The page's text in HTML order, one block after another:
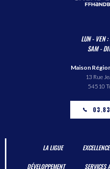
LUN - VEN
SAM -
Maison
13 Rue
54510
LA LIGUE
DÉVELOPPEMENT SERVICES